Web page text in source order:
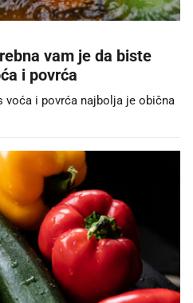
vam je da biste
i povrća
voća i povrća najbolja je obična